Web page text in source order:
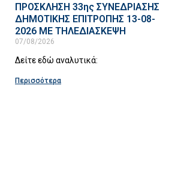
ΠΡΟΣΚΛΗΣΗ 33ης ΣΥΝΕΔΡΙΑΣΗΣ
ΔΗΜΟΤΙΚΗΣ ΕΠΙΤΡΟΠΗΣ 13-08-
2026 ΜΕ ΤΗΛΕΔΙΑΣΚΕΨΗ
07/08/2026
Δείτε εδώ αναλυτικά:
Περισσότερα